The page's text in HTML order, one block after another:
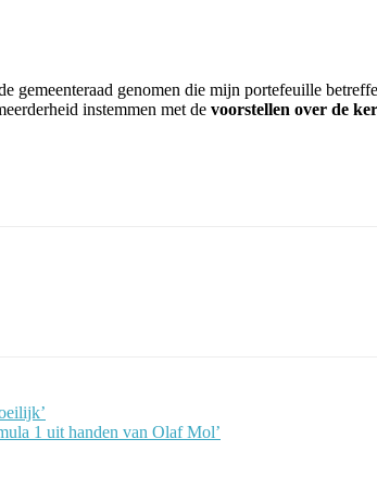
gemeenteraad genomen die mijn portefeuille
instemmen met de voorstellen over de
1 uit handen van Olaf Mol’